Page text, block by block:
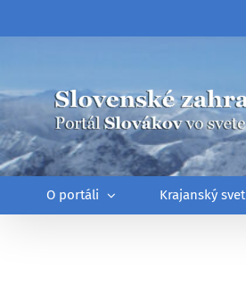
to
O portáli Krajanský svet